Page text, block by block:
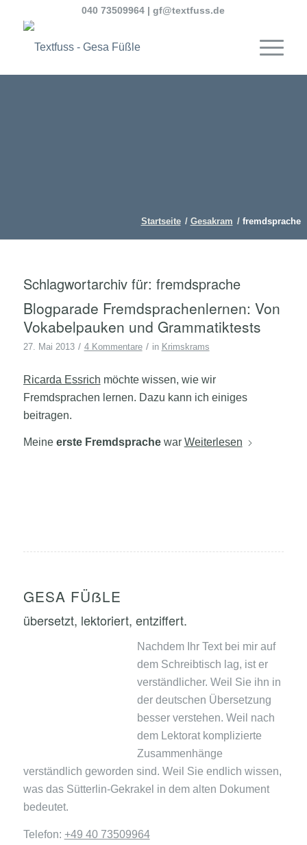
040 73509964 |gf@textfuss.de
Startseite / Gesakram / fremdsprache
Schlagwortarchiv für: fremdsprache
Blogparade Fremdsprachenlernen: Von
Vokabelpauken und Grammatiktests
27. Mai 2013 / 4 Kommentare / in Krimskrams
Ricarda Essrich möchte wissen, wie wir
Fremdsprachen lernen. Dazu kann ich einiges
beitragen.
Meine erste Fremdsprachewar Weiterlesen
GESA FÜẞLE
übersetzt, lektoriert, entziffert.
Nachdem Ihr Text bei mir auf
dem Schreibtisch lag, ist er
verständlicher. Weil Sie ihn in
der deutschen Übersetzung
besser verstehen. Weil nach
dem Lektorat komplizierte
Zusammenhänge
verständlich geworden sind. Weil Sie endlich wissen,
was das Sütterlin-Gekrakel in dem alten Dokument
bedeutet.
Telefon: +49 40 73509964